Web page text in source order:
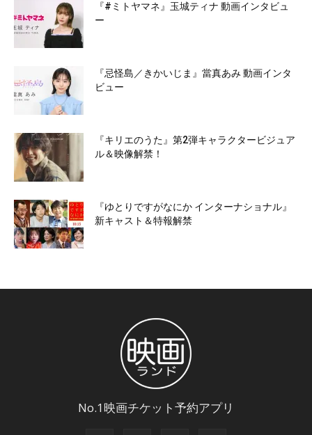
『#ミトヤマネ』玉城ティナ 動画インタビュ
ー
『忌怪島／きかいじま』當真あみ 動画インタ
ビュー
『キリエのうた』第2弾キャラクタービジュア
ル＆映像解禁！
『ゆとりですがなにか インターナショナル』
新キャスト＆特報解禁
No.1映画チケット予約アプリ